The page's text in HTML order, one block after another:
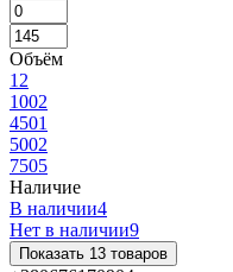
Объём
1 2
1002
4501
5002
7505
Наличие
В наличии4
Нет в наличии9
Показать 13 товаров